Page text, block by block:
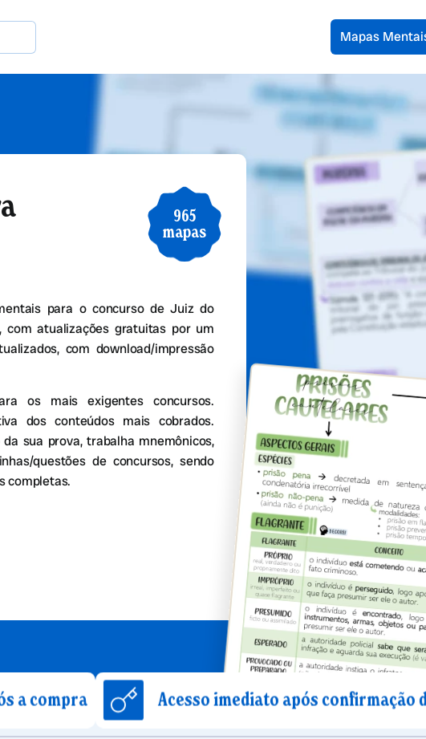
Mapas
965
mapas
para o concurso de Juiz do
com atualizações gratuitas por um
com download/impressão
os mais exigentes concursos.
dos conteúdos mais cobrados.
sua prova, trabalha mnemônicos,
questões de concursos, sendo
completas.
Acesso imediato após confirmação de compra